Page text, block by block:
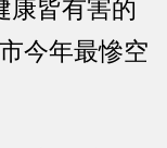
康皆有害的
今年最慘空